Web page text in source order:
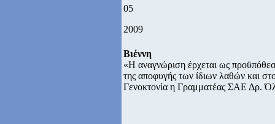
05
2009
Βιέννη
«Η αναγνώριση έρχεται ως
της αποφυγής των ίδιων λαθών και
Γενοκτονία η Γραμματέας ΣΑΕ Δρ.